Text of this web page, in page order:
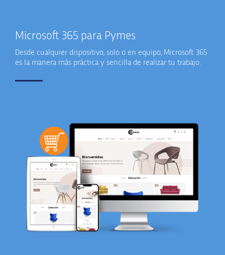
Microsoft 365 para Pymes
Desde cualquier dispositivo, solo o en equipo, Microsoft 365
es la manera más práctica y sencilla de realizar tu trabajo.